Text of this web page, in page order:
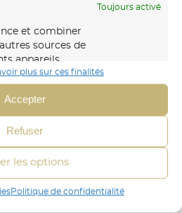
Toujours activé
et combiner
sources de
appareils,
fonction des
plus sur ces finalités
Accepter
Refuser
les options
Politique de confidentialité
créations transforme vos
et papiers peints sur-mesure,
30 45 54 64